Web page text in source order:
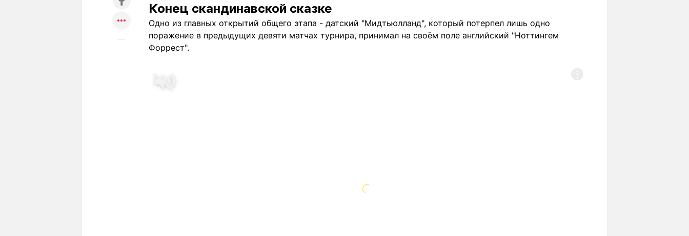
Конец скандинавской сказке
Одно из главных открытий общего этапа - датский "Мидтьюлланд", который потерпел лишь одно
поражение в предыдущих девяти матчах турнира, принимал на своём поле английский "Ноттингем
Форрест".